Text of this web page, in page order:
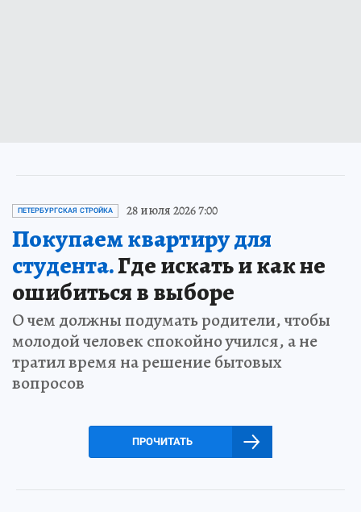
ПЕТЕРБУРГСКАЯ СТРОЙКА 28 июля 2026 7:00
Покупаем квартиру для
студента.Где искать и как не
ошибиться в выборе
О чем должны подумать родители, чтобы
молодой человек спокойно учился, а не
тратил время на решение бытовых
вопросов
ПРОЧИТАТЬ